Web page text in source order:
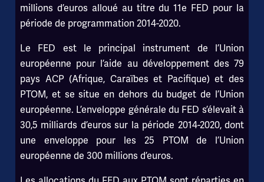
millions d’euros alloué au titre du 11e FED pour la
période de programmation 2014-2020.
Le FED est le principal instrument de l’Union
européenne pour l’aide au développement des 79
pays ACP (Afrique, Caraïbes et Pacifique) et des
PTOM, et se situe en dehors du budget de l’Union
européenne. L’enveloppe générale du FED s’élevait à
30,5 milliards d’euros sur la période 2014-2020, dont
une enveloppe pour les 25 PTOM de l’Union
européenne de 300 millions d’euros.